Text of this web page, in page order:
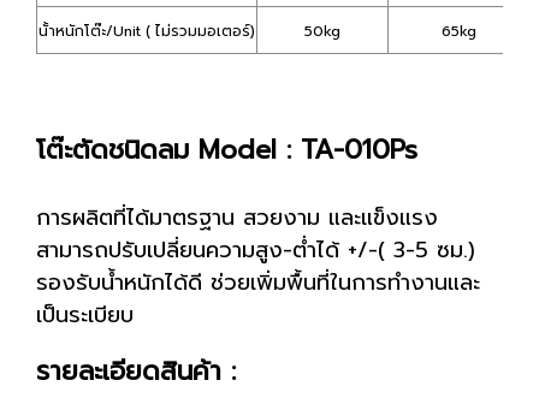
นั้าหนักโต๊ะ/Unit ( ไม่รวมมอเตอร์)
50kg 65kg
โต๊ะตัดชนิดลม Model : TA-010Ps
การผลิตที่ได้มาตรฐาน สวยงาม และแข็งแรง
สามารถปรับเปลี่ยนความสูง-ตํ่าได้ +/-( 3-5 ซม.)
รองรับน้ำหนักได้ดี ช่วยเพิ่มพื้นที่ในการทำงานและ
เป็นระเบียบ
รายละเอียดสินค้า :